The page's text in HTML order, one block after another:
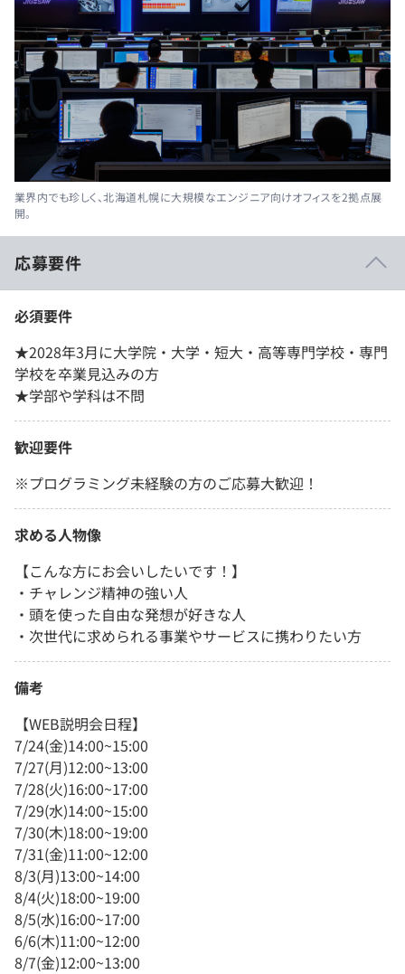
業界内でも珍しく、北海道札幌に大規模なエンジニア向けオフィスを2拠点展
開。
応募要件
必須要件
★2028年3月に大学院・大学・短大・高等専門学校・専門
学校を卒業見込みの方
★学部や学科は不問
歓迎要件
※プログラミング未経験の方のご応募大歓迎！
求める人物像
【こんな方にお会いしたいです！】
・チャレンジ精神の強い人
・頭を使った自由な発想が好きな人
・次世代に求められる事業やサービスに携わりたい方
備考
【WEB説明会日程】
7/24(金)14:00~15:00
7/27(月)12:00~13:00
7/28(火)16:00~17:00
7/29(水)14:00~15:00
7/30(木)18:00~19:00
7/31(金)11:00~12:00
8/3(月)13:00~14:00
8/4(火)18:00~19:00
8/5(水)16:00~17:00
6/6(木)11:00~12:00
8/7(金)12:00~13:00